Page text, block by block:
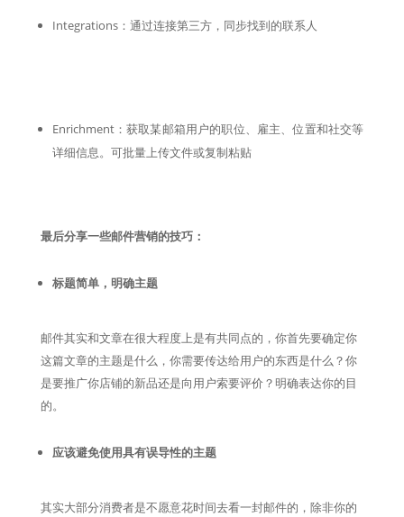
Integrations：通过连接第三方，同步找到的联系人
Enrichment：获取某邮箱用户的职位、雇主、位置和社交等
详细信息。可批量上传文件或复制粘贴
最后分享一些邮件营销的技巧：
标题简单，明确主题
邮件其实和文章在很大程度上是有共同点的，你首先要确定你
这篇文章的主题是什么，你需要传达给用户的东西是什么？你
是要推广你店铺的新品还是向用户索要评价？明确表达你的目
的。
应该避免使用具有误导性的主题
其实大部分消费者是不愿意花时间去看一封邮件的，除非你的